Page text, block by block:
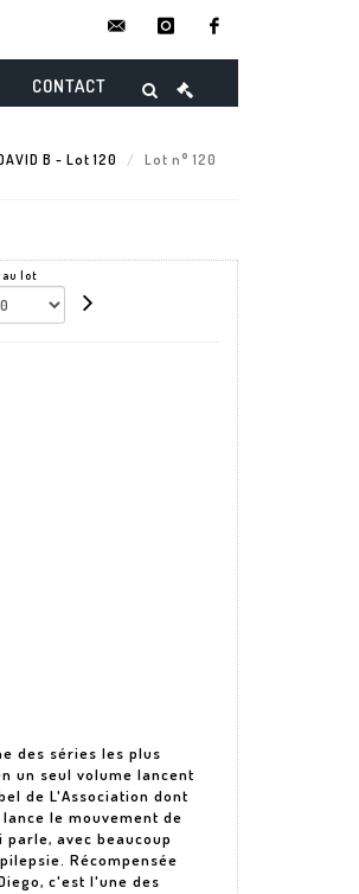
instagram
CONTACT
B - Lot 120 Lot n° 120
lot
des séries les plus
un seul volume lancent
de L'Association dont
le mouvement de
avec beaucoup
Récompensée
c'est l'une des